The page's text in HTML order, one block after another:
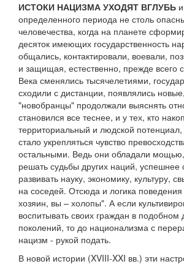
ИСТОКИ НАЦИЗМА УХОДЯТ ВГЛУБЬ
определенного периода не столь
человечества, когда на планете
десяток имеющих государственность
общались, контактировали, воевали,
и защищая, естественно, прежде всего
Века сменялись тысячелетиями,
сходили с дистанции, появлялись
"новобранцы" продолжали выяснять
становился все теснее, и у тех, кто
территориальный и людской
стало укрепляться чувство
остальными. Ведь они обладали
решать судьбы других наций, успешнее
развивать науку, экономику, культуру,
на соседей. Отсюда и логика
хозяин, вы – холопы". А если
воспитывать своих граждан в подобном
поколений, то до национализма с
нацизм - рукой подать.
В новой истории (XVIII-XXI вв.) эти